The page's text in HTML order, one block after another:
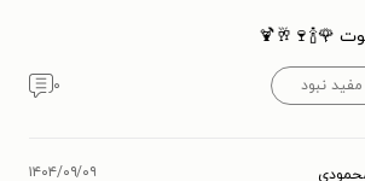
🌹🍾🍷🥂🍹
مفید نبود ۰
۱۴۰۴/۰۹/۰۹